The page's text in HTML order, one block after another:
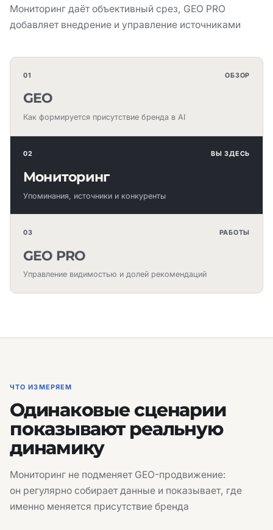
Мониторинг даёт объективный срез, GEO PRO
добавляет внедрение и управление источниками
01 ОБЗОР
GEO
Как формируется присутствие бренда в AI
02 ВЫ ЗДЕСЬ
Мониторинг
Упоминания, источники и конкуренты
03 РАБОТЫ
GEO PRO
Управление видимостью и долей рекомендаций
ЧТО ИЗМЕРЯЕМ
Одинаковые сценарии
показывают реальную
динамику
Мониторинг не подменяет GEO-продвижение:
он регулярно собирает данные и показывает, где
именно меняется присутствие бренда